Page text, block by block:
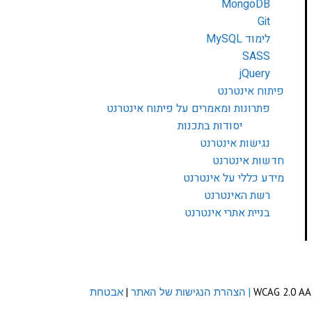
MongoDB
Git
לימוד MySQL
SASS
jQuery
פיתוח אינטרנט
פתרונות ומאמרים על פיתוח אינטרנט
יסודות בתכנות
נגישות אינטרנט
חדשות אינטרנט
מידע כללי על אינטרנט
רשת האינטרנט
בניית אתרי אינטרנט
| הצהרת הנגישות של האתר | אבטחת